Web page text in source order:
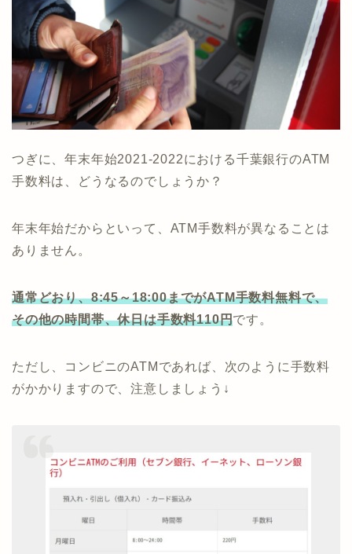
つぎに、年末年始2021-2022における千葉銀行のATM
手数料は、どうなるのでしょうか？
年末年始だからといって、ATM手数料が異なることは
ありません。
通常どおり、8:45～18:00までがATM手数料無料で、
その他の時間帯、休日は手数料110円です。
ただし、コンビニのATMであれば、次のように手数料
がかかりますので、注意しましょう↓